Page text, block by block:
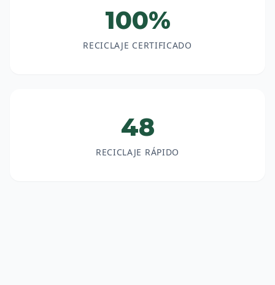
100%
RECICLAJE CERTIFICADO
48
RECICLAJE RÁPIDO